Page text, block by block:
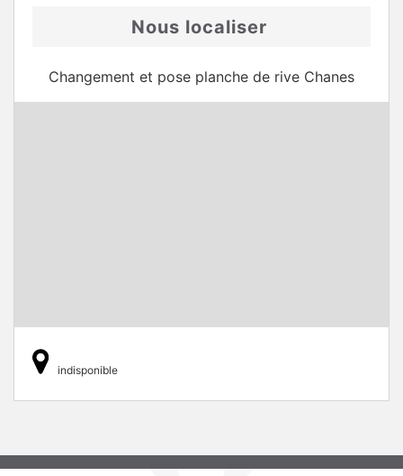
Nous localiser
Changement et pose planche de rive Chanes
indisponible